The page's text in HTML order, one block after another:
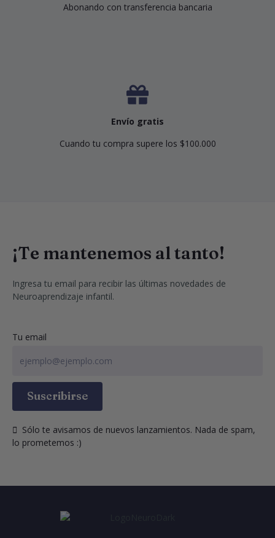
Abonando con transferencia bancaria
Envío gratis
Cuando tu compra supere los $100.000
¡Te mantenemos al tanto!
Ingresa tu email para recibir las últimas novedades de
Neuroaprendizaje infantil.
Tu email
Suscribirse
  Sólo te avisamos de nuevos lanzamientos. Nada de spam,
lo prometemos :)